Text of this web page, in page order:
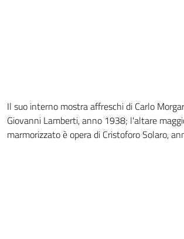
Il suo interno mostra affreschi di Carlo
Giovanni Lamberti, anno 1938; l'altare
marmorizzato è opera di Cristoforo Solaro,